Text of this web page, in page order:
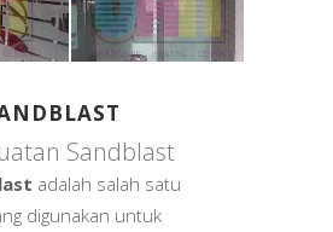
Sandblast
adalah salah satu
digunakan untuk